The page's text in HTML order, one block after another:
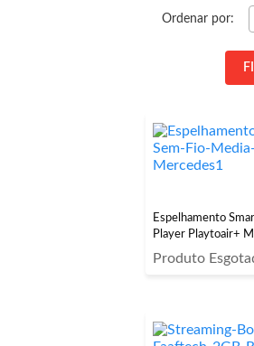
Ordenar por:
Espelhamento
Player Playtoair+
Produto